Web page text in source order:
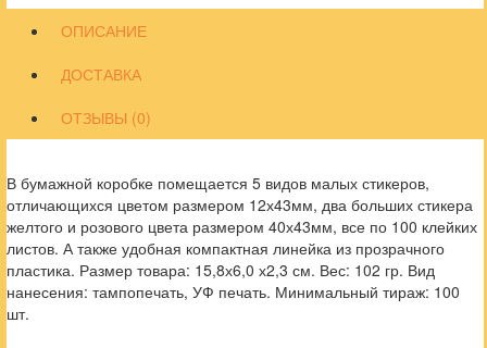
ОПИСАНИЕ
ДОСТАВКА
ОТЗЫВЫ (0)
В бумажной коробке помещается 5 видов малых стикеров,
отличающихся цветом размером 12х43мм, два больших стикера
желтого и розового цвета размером 40х43мм, все по 100 клейких
листов. А также удобная компактная линейка из прозрачного
пластика. Размер товара: 15,8х6,0 х2,3 см. Вес: 102 гр. Вид
нанесения: тампопечать, УФ печать. Минимальный тираж: 100
шт.